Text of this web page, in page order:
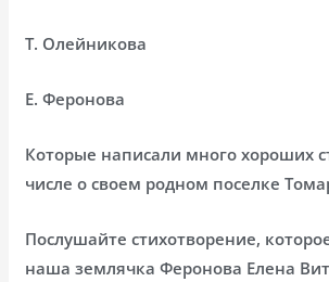
Т. Олейникова
Е. Феронова
Которые написали много хороших
числе о своем родном поселке
Послушайте стихотворение,
наша землячка Феронова Елена